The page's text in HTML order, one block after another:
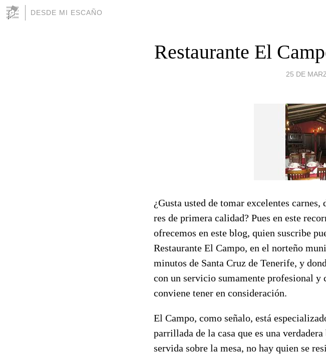
DESDE MI ESCAÑO
Restaurante El
25 DE
¿Gusta usted de tomar excelentes
res de primera calidad? Pues en este
ofrecemos en este blog, quien suscribe
Restaurante El Campo, en el norteño
minutos de Santa Cruz de Tenerife, y
con un servicio sumamente profesional y
conviene tener en consideración.
El Campo, como señalo, está
parrillada de la casa que es una
servida sobre la mesa, no hay quien se